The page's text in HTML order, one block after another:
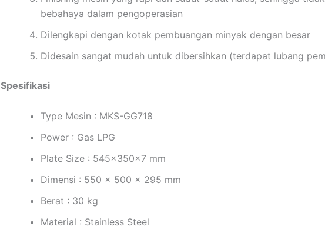
bebahaya dalam pengoperasian
Dilengkapi dengan kotak pembuangan minyak dengan besar
Didesain sangat mudah untuk dibersihkan (terdapat lubang
Spesifikasi
Type Mesin : MKS-GG718
Power : Gas LPG
Plate Size : 545x350x7 mm
Dimensi : 550 x 500 x 295 mm
Berat : 30 kg
Material : Stainless Steel